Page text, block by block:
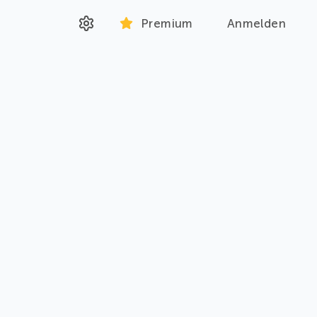
Premium Anmelden